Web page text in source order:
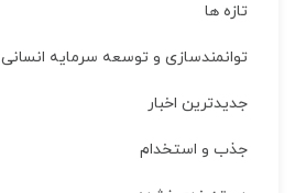
تازه ها
توانمندسازی و توسعه سرمایه انسانی
جدیدترین اخبار
جذب و استخدام